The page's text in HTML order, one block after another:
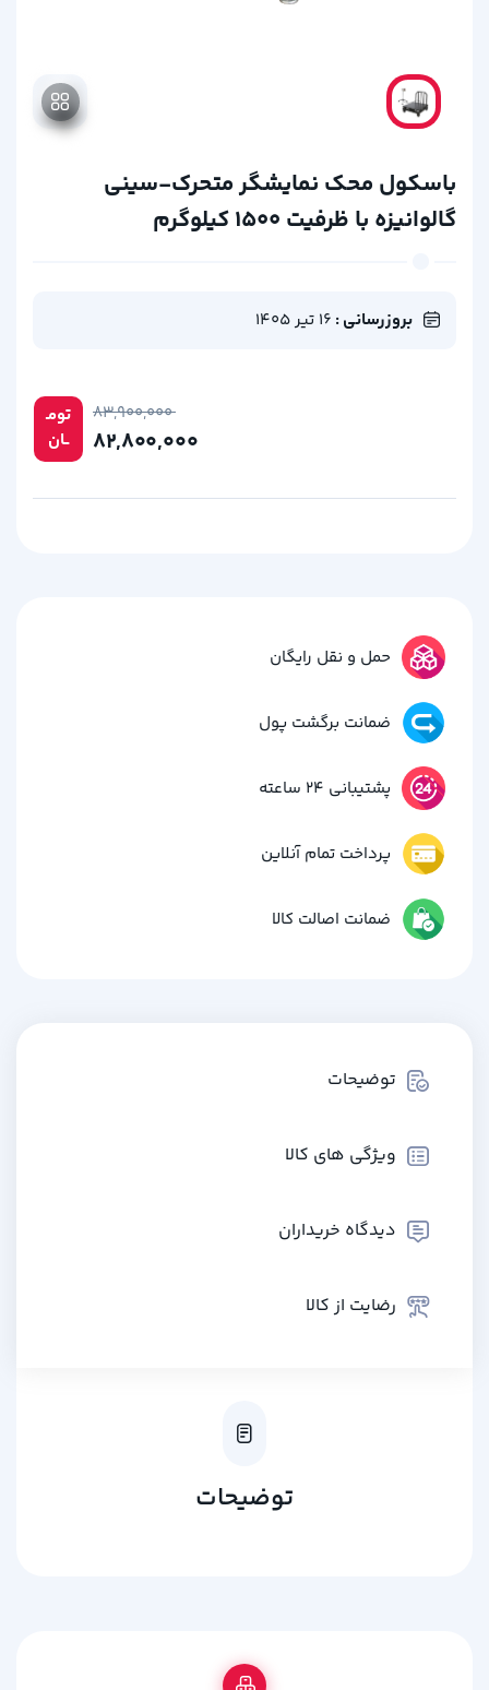
باسکول محک نمایشگر متحرک-سینی
گالوانیزه با ظرفیت 1500 کیلوگرم
بروزرسانی : 16 تیر 1405
تومـ
ــان
۸۳,۹۰۰,۰۰۰
حمل و نقل رایگان
ضمانت برگشت پول
پشتیبانی 24 ساعته
پرداخت تمام آنلاین
ضمانت اصالت کالا
توضیحات
ویژگی های کالا
دیدگاه خریداران
رضایت از کالا
توضیحات